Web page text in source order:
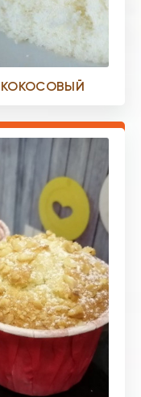
КОКОСОВЫЙ